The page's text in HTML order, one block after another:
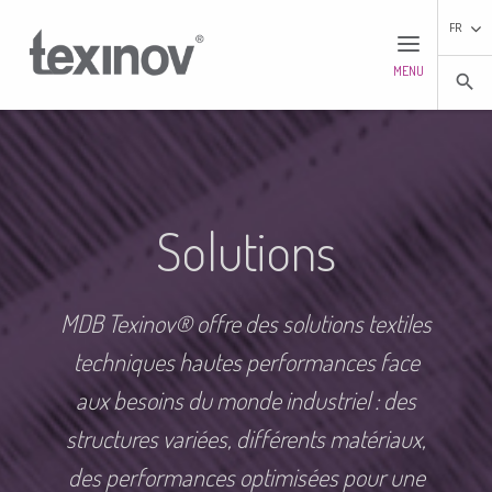
MENU
FR
search
Solutions
MDB Texinov® offre des solutions textiles
techniques hautes performances face
aux besoins du monde industriel : des
structures variées, différents matériaux,
des performances optimisées pour une